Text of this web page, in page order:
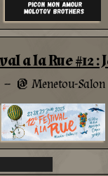
a la Rue #12 :
-- @ Menetou-Salon